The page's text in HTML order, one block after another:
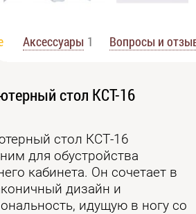
Аксессуары 1 Вопросы и
стол КСТ-16
стол КСТ-16
для обустройства
кабинета. Он сочетает в
дизайн и
идущую в ногу со